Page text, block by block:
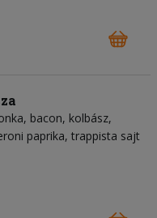
bacon, kolbász,
paprika, trappista sajt